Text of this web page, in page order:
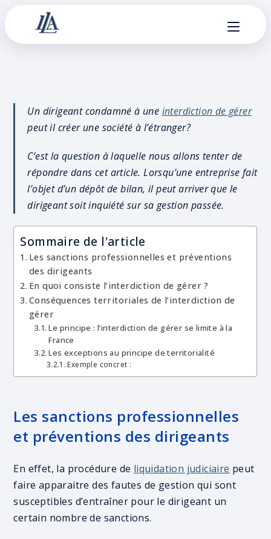
Un dirigeant condamné à une interdiction de gérer
peut il créer une société à l’étranger?
C’est la question à laquelle nous allons tenter de
répondre dans cet article. Lorsqu’une entreprise fait
l’objet d’un dépôt de bilan, il peut arriver que le
dirigeant soit inquiété sur sa gestion passée.
Sommaire de l'article
Les sanctions professionnelles et préventions
des dirigeants
En quoi consiste l’interdiction de gérer ?
Conséquences territoriales de l’interdiction de
gérer
Le principe : l’interdiction de gérer se limite à la
France
Les exceptions au principe de territorialité
Exemple concret :
Les sanctions professionnelles
et préventions des dirigeants
En effet, la procédure de liquidation judiciaire peut
faire apparaitre des fautes de gestion qui sont
susceptibles d’entraîner pour le dirigeant un
certain nombre de sanctions.